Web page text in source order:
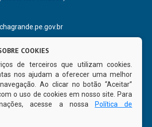
FAN PAGE
COOKIES
de terceiros que utilizam cookies.
nos ajudam a oferecer uma melhor
Ao clicar no botão “Aceitar”
o uso de cookies em nosso site. Para
acesse a nossa
Política de